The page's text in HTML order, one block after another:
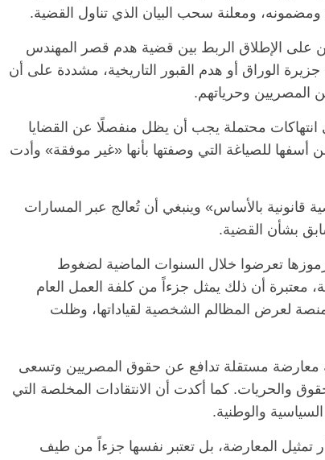
ومضمونه، ومعلنة سحب البيان الذي تناول القضية.
على الإطلاق الربط بين قضية هدم قصر المهندس
الوراق أو هدم القبور التاريخية، مشددة على أن
المصريين وحرياتهم.
محتملة يجب أن يظل منفصلًا عن القضايا
أسفها للصياغة التي وصفتها بأنها «غير موفقة» وأدت
بالأساس» وينبغي أن تُعالج عبر المسارات
بشأن القضية.
تعرضوا خلال السنوات الماضية لضغوط
معتبرة أن ذلك يمثل جزءاً من كلفة العمل العام
لعرض المظالم الشخصية لقياداتها، وظلت
معارضة مستقلة تدافع عن حقوق المصريين وتسعى
والحريات. كما أكدت أن الانتقادات المخلصة التي
والوطنية.
تمثيل المعارضة، بل تعتبر نفسها جزءاً من طيف